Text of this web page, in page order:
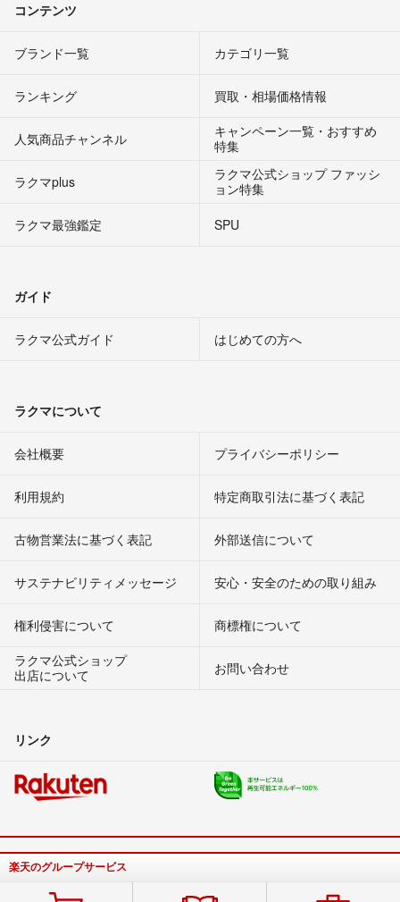
コンテンツ
ブランド一覧 カテゴリ一覧
ランキング 買取・相場価格情報
人気商品チャンネル
キャンペーン一覧・おすすめ
特集
ラクマplus
ラクマ公式ショップ ファッシ
ョン特集
ラクマ最強鑑定
SPU
ガイド
ラクマ公式ガイド はじめての方へ
ラクマについて
会社概要 プライバシーポリシー
利用規約 特定商取引法に基づく表記
古物営業法に基づく表記 外部送信について
サステナビリティメッセージ 安心・安全のための取り組み
権利侵害について
商標権について
ラクマ公式ショップ
出店について
お問い合わせ
リンク
楽天のグループサービス